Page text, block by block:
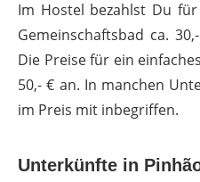
Im Hostel bezahlst Du
Gemeinschaftsbad ca.
Die Preise für ein
50,- € an. In manchen
im Preis mit inbegriffen.
Unterkünfte in